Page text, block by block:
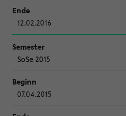
12.02.2016
SoSe 2015
07.04.2015